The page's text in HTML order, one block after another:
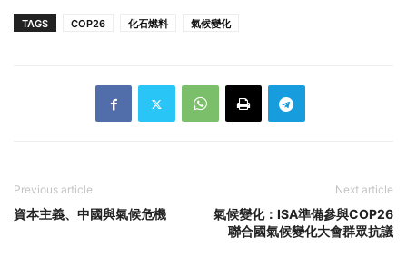
TAGS COP26 化石燃料 氣候變化
Previous article
資本主義、中國與氣候危機
Next article
氣候變化：ISA準備參與COP26
聯合國氣候變化大會群眾抗議